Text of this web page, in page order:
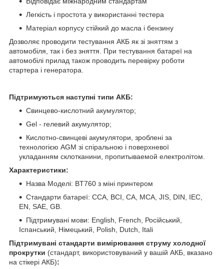
Легкість і простота у використанні тестера
Матеріал корпусу стійкий до масла і бензину
Дозволяє проводити тестування АКБ як зі зняттям з
автомобіля, так і без зняття. При тестування батареї на
автомобілі прилад також проводить перевірку роботи
стартера і генератора.
Підтримуються наступні типи АКБ:
Свинцево-кислотний акумулятор;
Gel - гелевий акумулятор;
Кислотно-свинцеві акумулятори, зроблені за
технологією AGM зі спіральною і поверхневої
укладанням склотканини, пропитываемой електролітом.
Характеристики:
Назва Моделі: BT760 з міні принтером
Стандарти батареї: CCA, BCI, CA, MCA, JIS, DIN, IEC,
EN, SAE, GB.
Підтримувані мови: English, French, Російський,
Іспанський, Німецький, Polish, Dutch, Itali
Підтримувані стандарти вимірювання струму холодної
прокрутки (стандарт, використовуваний у вашій АКБ, вказано
на стікері АКБ):